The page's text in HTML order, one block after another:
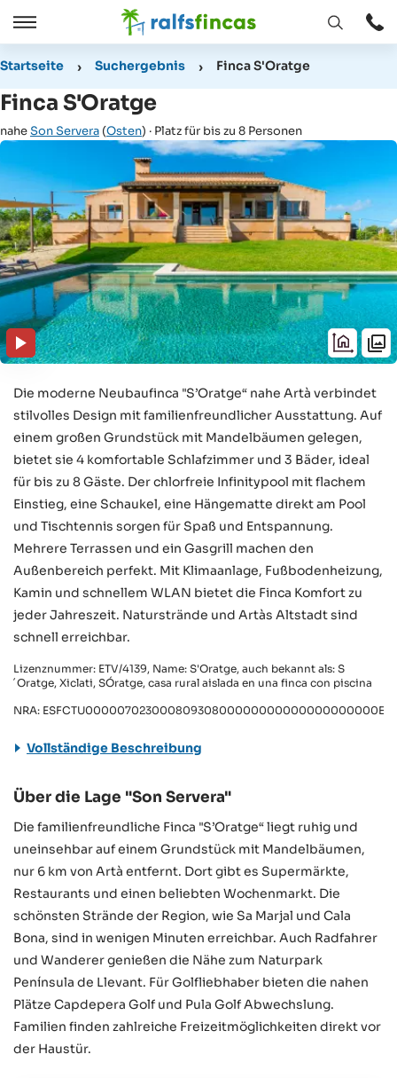
Öffnen
Schließen
Fenster
Startseite Suchergebnis Finca S'Oratge
Finca S'Oratge
naheSon Servera (Osten) · Platz für bis zu 8 Personen
Die moderne Neubaufinca "S’Oratge“ nahe Artà verbindet
stilvolles Design mit familienfreundlicher Ausstattung. Auf
einem großen Grundstück mit Mandelbäumen gelegen,
bietet sie 4 komfortable Schlafzimmer und 3 Bäder, ideal
für bis zu 8 Gäste. Der chlorfreie Infinitypool mit flachem
Einstieg, eine Schaukel, eine Hängematte direkt am Pool
und Tischtennis sorgen für Spaß und Entspannung.
Mehrere Terrassen und ein Gasgrill machen den
Außenbereich perfekt. Mit Klimaanlage, Fußbodenheizung,
Kamin und schnellem WLAN bietet die Finca Komfort zu
jeder Jahreszeit. Naturstrände und Artàs Altstadt sind
schnell erreichbar.
Lizenznummer: ETV/4139, Name: S'Oratge, auch bekannt als: S
´Oratge, Xiclati, SÓratge, casa rural aislada en una finca con piscina
NRA:
Vollständige Beschreibung
Über die Lage "Son Servera"
Die familienfreundliche Finca "S’Oratge“ liegt ruhig und
uneinsehbar auf einem Grundstück mit Mandelbäumen,
nur 6 km von Artà entfernt. Dort gibt es Supermärkte,
Restaurants und einen beliebten Wochenmarkt. Die
schönsten Strände der Region, wie Sa Marjal und Cala
Bona, sind in wenigen Minuten erreichbar. Auch Radfahrer
und Wanderer genießen die Nähe zum Naturpark
Península de Llevant. Für Golfliebhaber bieten die nahen
Plätze Capdepera Golf und Pula Golf Abwechslung.
Familien finden zahlreiche Freizeitmöglichkeiten direkt vor
der Haustür.